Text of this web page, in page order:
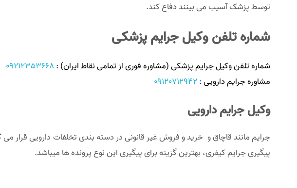
توسط پزشک آسیب می بینند دفاع کند.
شماره تلفن وکیل جرایم پزشکی
شماره تلفن وکیل جرایم پزشکی (مشاوره فوری از تمامی نقاط ایران) :09212353668
مشاوره جرایم دارویی:
09120712942
وکیل جرایم دارویی
جرایم مانند قاچاق و خرید و فروش غیر قانونی در دسته بندی تخلفات دارویی قرار می
پیگیری جرایم کیفری، بهترین گزینه برای پیگیری این نوع پرونده ها میباشد.